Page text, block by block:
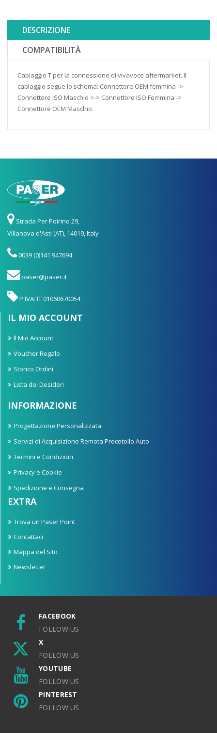
DESCRIZIONE
COMPATIBILITÀ
Cablaggio T per la connessione di vivavoce aftermarket. Il
cablaggio segue lo schema: Connettore OEM femmina ->
Connettore ISO Maschio <-> Connettore ISO Femmina ->
Connettore OEM Maschio.
Strada Per Poirino 29,
Villanova d'Asti (AT), 14019, Italy
0039 (0)141 947694
paser@paser.it
P.IVA: IT 01060670054
IL MIO ACCOUNT
Il Mio Account
Voucher Regalo
Storico Ordini
Lista dei Desideri
INFORMAZIONE
Progettazione Personalizzata
Servizi di Acquisizione Remota Procotollo Auto
Termini e Condizioni
Privacy e Cookie
Spedizione e Consegna
EXTRA
Trova un Paser Point
Contattaci
Mappa del Sito
Newsletter
FACEBOOK
FOLLOW US
X
FOLLOW US
YOUTUBE
FOLLOW US
PINTEREST
FOLLOW US